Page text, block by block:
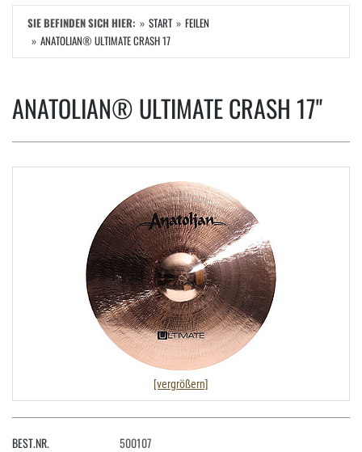
SIE BEFINDEN SICH HIER: START
FEILEN
ANATOLIAN® ULTIMATE CRASH 17
ANATOLIAN® ULTIMATE CRASH 17"
[vergrößern]
BEST.NR. 500107